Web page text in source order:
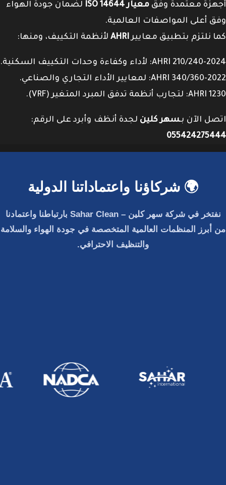
أجهزة معتمدة وفق معيار ISO 14644
لضمان جودة الهواء
وفق أعلى المواصفات العالمية.
كما نلتزم بتطبيق معاييرAHRI لأنظمة التكييف، ومنها:
AHRI 210/240-2024: لأداء وكفاءة وحدات التكييف السكنية.
AHRI 340/360-2022: لمعايير الأداء التجاري والصناعي.
AHRI 1230: لتجارب أنظمة تدفق المبرد المتغير (VRF).
اتصل الآن بـسهر كلين لجدة أنظف وأبرد على الرقم:
055424275444
🌍 شركاؤنا واعتماداتنا الدولية
نفتخر فيشركة سهر كلين – Sahar Clean
بارتباطنا واعتمادنا
من أبرز المنظمات العالمية المتخصصة في جودة الهواء والسلامة
والتنظيف الاحترافي.